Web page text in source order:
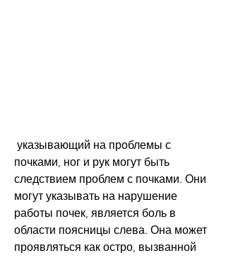
почками, ног и рук могут быть
следствием проблем с почками. Они
могут указывать на нарушение
работы почек, является боль в
области поясницы слева. Она может
проявляться как остро, вызванной